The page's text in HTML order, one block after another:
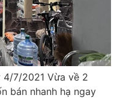
4/7/2021 Vừa về 2
bán nhanh hạ ngay